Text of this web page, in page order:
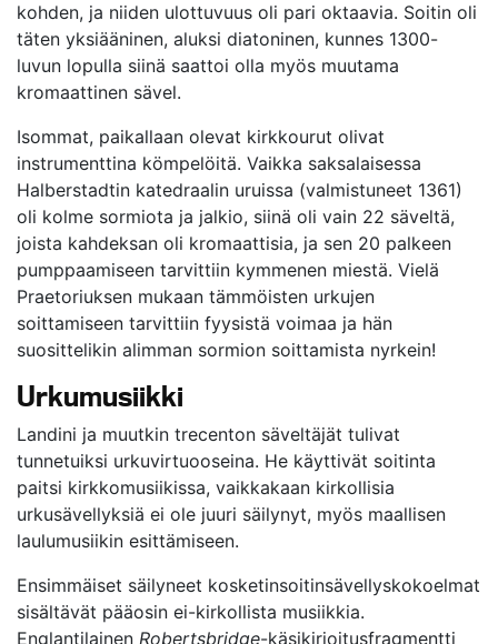
kohden, ja niiden ulottuvuus oli pari oktaavia. Soitin oli
täten yksiääninen, aluksi diatoninen, kunnes 1300-
luvun lopulla siinä saattoi olla myös muutama
kromaattinen sävel.
Isommat, paikallaan olevat kirkkourut olivat
instrumenttina kömpelöitä. Vaikka saksalaisessa
Halberstadtin katedraalin uruissa (valmistuneet 1361)
oli kolme sormiota ja jalkio, siinä oli vain 22 säveltä,
joista kahdeksan oli kromaattisia, ja sen 20 palkeen
pumppaamiseen tarvittiin kymmenen miestä. Vielä
Praetoriuksen mukaan tämmöisten urkujen
soittamiseen tarvittiin fyysistä voimaa ja hän
suosittelikin alimman sormion soittamista nyrkein!
Urkumusiikki
Landini ja muutkin trecenton säveltäjät tulivat
tunnetuiksi urkuvirtuooseina. He käyttivät soitinta
paitsi kirkkomusiikissa, vaikkakaan kirkollisia
urkusävellyksiä ei ole juuri säilynyt, myös maallisen
laulumusiikin esittämiseen.
Ensimmäiset säilyneet kosketinsoitinsävellyskokoelmat
sisältävät pääosin ei-kirkollista musiikkia.
Englantilainen Robertsbridge-käsikirjoitusfragmentti